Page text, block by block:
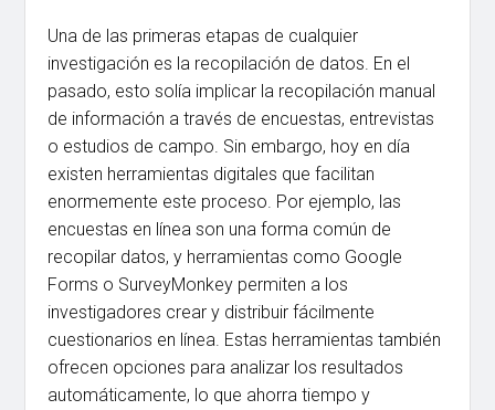
Una de las primeras etapas de cualquier
investigación es la recopilación de datos. En el
pasado, esto solía implicar la recopilación manual
de información a través de encuestas, entrevistas
o estudios de campo. Sin embargo, hoy en día
existen herramientas digitales que facilitan
enormemente este proceso. Por ejemplo, las
encuestas en línea son una forma común de
recopilar datos, y herramientas como Google
Forms o SurveyMonkey permiten a los
investigadores crear y distribuir fácilmente
cuestionarios en línea. Estas herramientas también
ofrecen opciones para analizar los resultados
automáticamente, lo que ahorra tiempo y